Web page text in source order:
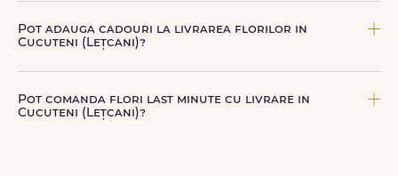
astfel incat poti comanda fara griji.
Pot adauga cadouri la livrarea florilor in
Cucuteni (Lețcani)?
baloane, ursuleti de plus, torturi sau alte produse
premium direct in cosul de cumparaturi.
Pot comanda flori last minute cu livrare in
Cucuteni (Lețcani)?